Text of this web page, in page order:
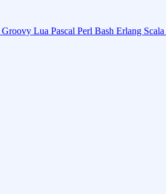
Groovy Lua Pascal Perl Bash Erlang Scala